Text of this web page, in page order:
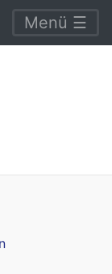
Menü ☰